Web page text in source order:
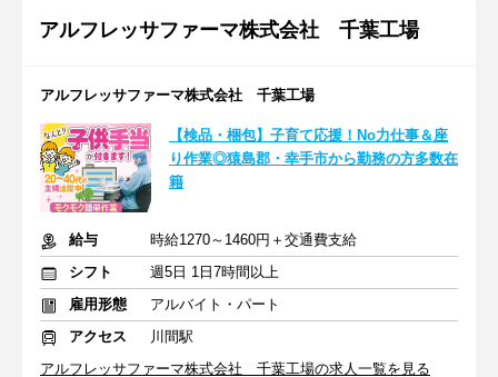
アルフレッサファーマ株式会社 千葉工場
アルフレッサファーマ株式会社 千葉工場
【検品・梱包】子育て応援！No力仕事＆座
り作業◎猿島郡・幸手市から勤務の方多数在
籍
給与
時給1270～1460円＋交通費支給
シフト
週5日 1日7時間以上
雇用形態
アルバイト・パート
アクセス
川間駅
アルフレッサファーマ株式会社 千葉工場の求人一覧を見る